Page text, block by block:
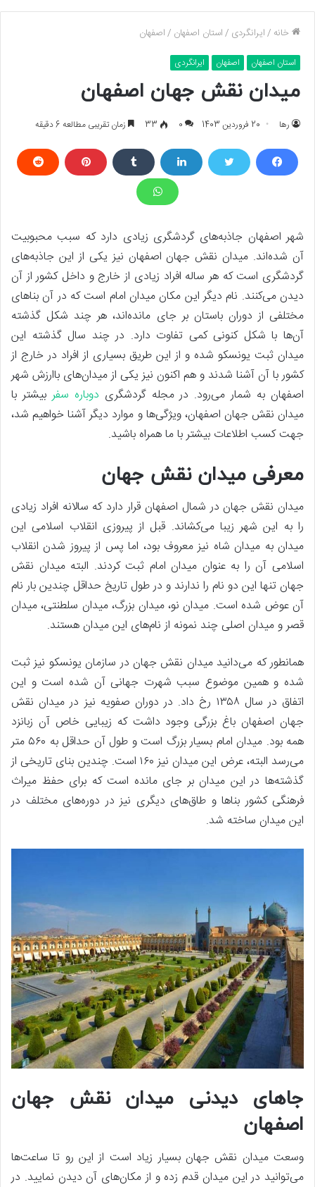
خانه /ایرانگردی /استان اصفهان /اصفهان
استان اصفهان اصفهان ایرانگردی
میدان نقش جهان اصفهان
رها 20 فروردین 1403 0
33 زمان تقریبی مطالعه 6 دقیقه
شهر اصفهان جاذبه‌های گردشگری زیادی دارد که سبب محبوبیت
آن شده‌اند. میدان نقش جهان اصفهان نیز یکی از این جاذبه‌های
گردشگری است که هر ساله افراد زیادی از خارج و داخل کشور از آن
دیدن می‌کنند. نام دیگر این مکان میدان امام است که در آن بناهای
مختلفی از دوران باستان بر جای مانده‌اند، هر چند شکل گذشته
آن‌ها با شکل کنونی کمی تفاوت دارد. در چند سال گذشته این
میدان ثبت یونسکو شده و از این طریق بسیاری از افراد در خارج از
کشور با آن آشنا شدند و هم اکنون نیز یکی از میدان‌های باارزش شهر
اصفهان به شمار می‌رود. در مجله گردشگری دوباره سفربیشتر با
میدان نقش جهان اصفهان، ویژگی‌ها و موارد دیگر آشنا خواهیم شد،
جهت کسب اطلاعات بیشتر با ما همراه باشید.
معرفی میدان نقش جهان
میدان نقش جهان در شمال اصفهان قرار دارد که سالانه افراد زیادی
را به این شهر زیبا می‌کشاند. قبل از پیروزی انقلاب اسلامی این
میدان به میدان شاه نیز معروف بود، اما پس از پیروز شدن انقلاب
اسلامی آن را به عنوان میدان امام ثبت کردند. البته میدان نقش
جهان تنها این دو نام را ندارند و در طول تاریخ حداقل چندین بار نام
آن عوض شده است. میدان نو، میدان بزرگ، میدان سلطنتی، میدان
قصر و میدان اصلی چند نمونه از نام‌های این میدان هستند.
همانطور که می‌دانید میدان نقش جهان در سازمان یونسکو نیز ثبت
شده و همین موضوع سبب شهرت جهانی آن شده است و این
اتفاق در سال ۱۳۵۸ رخ داد. در دوران صفویه نیز در میدان نقش
جهان اصفهان باغ بزرگی وجود داشت که زیبایی خاص آن زبانزد
همه بود. میدان امام بسیار بزرگ است و طول آن حداقل به ۵۶۰ متر
می‌رسد البته، عرض این میدان نیز ۱۶۰ است. چندین بنای تاریخی از
گذشته‌ها در این میدان بر جای مانده است که برای حفظ میراث
فرهنگی کشور بناها و طاق‌های دیگری نیز در دوره‌های مختلف در
این میدان ساخته شد.
جاهای دیدنی میدان نقش جهان
اصفهان
وسعت میدان نقش جهان بسیار زیاد است از این رو تا ساعت‌ها
می‌توانید در این میدان قدم زده و از مکان‌های آن دیدن نمایید. در